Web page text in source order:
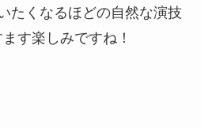
たくなるほどの自然な演技
す楽しみですね！